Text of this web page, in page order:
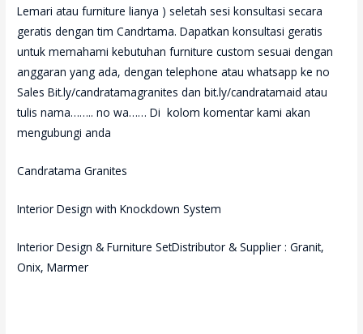
Lemari atau furniture lianya ) seletah sesi konsultasi secara
geratis dengan tim Candrtama. Dapatkan konsultasi geratis
untuk memahami kebutuhan furniture custom sesuai dengan
anggaran yang ada, dengan telephone atau whatsapp ke no
Sales Bit.ly/candratamagranites dan bit.ly/candratamaid atau
tulis nama…….. no wa…… Di kolom komentar kami akan
mengubungi anda
Candratama Granites
Interior Design with Knockdown System
Interior Design & Furniture SetDistributor & Supplier : Granit,
Onix, Marmer